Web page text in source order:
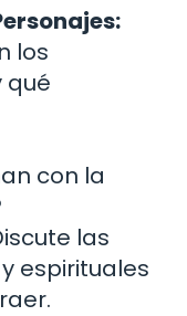
los
qué
con la
las
espirituales